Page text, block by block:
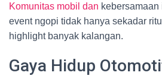
Komunitas mobil dan
event ngopi tidak hanya sekadar
highlight banyak kalangan.
Gaya Hidup